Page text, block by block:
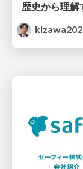
歴史から理解